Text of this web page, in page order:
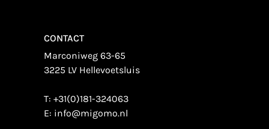
CONTACT
Marconiweg 63-65
3225 LV Hellevoetsluis
T:+31(0)181-324063
E: info@migomo.nl